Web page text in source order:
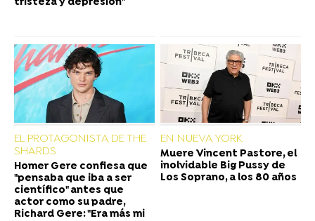
tristeza y depresión"
EL PROTAGONISTA DE THE
SHARDS
Homer Gere confiesa que
"pensaba que iba a ser
científico" antes que
actor como su padre,
Richard Gere: "Era más mi
EN NUEVA YORK
Muere Vincent Pastore, el
inolvidable Big Pussy de
Los Soprano, a los 80 años